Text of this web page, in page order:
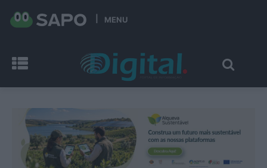
MENU